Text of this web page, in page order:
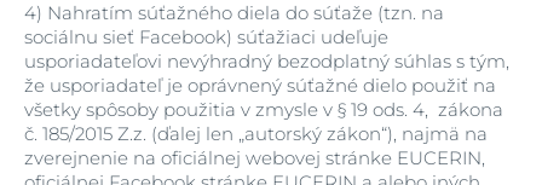
4) Nahratím súťažného diela do súťaže (tzn. na
sociálnu sieť Facebook) súťažiaci udeľuje
usporiadateľovi nevýhradný bezodplatný súhlas s tým,
že usporiadateľ je oprávnený súťažné dielo použiť na
všetky spôsoby použitia v zmysle v § 19 ods. 4, zákona
č. 185/2015 Z.z. (ďalej len „autorský zákon“), najmä na
zverejnenie na oficiálnej webovej stránke EUCERIN,